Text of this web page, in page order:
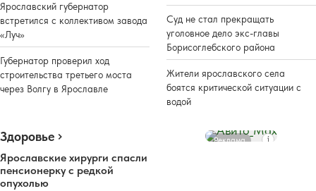
Ярославский губернатор
встретился с коллективом завода
«Луч»
Губернатор проверил ход
строительства третьего моста
через Волгу в Ярославле
Суд не стал прекращать
уголовное дело экс-главы
Борисоглебского района
Жители ярославского села
боятся критической ситуации с
водой
Здоровье
Ярославские хирурги спасли
пенсионерку с редкой
опухолью
Реклама